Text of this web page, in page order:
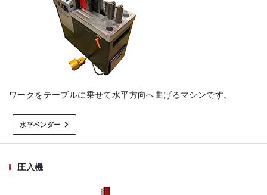
ワークをテーブルに乗せて水平方向へ曲げるマシンです。
水平ベンダー
圧入機